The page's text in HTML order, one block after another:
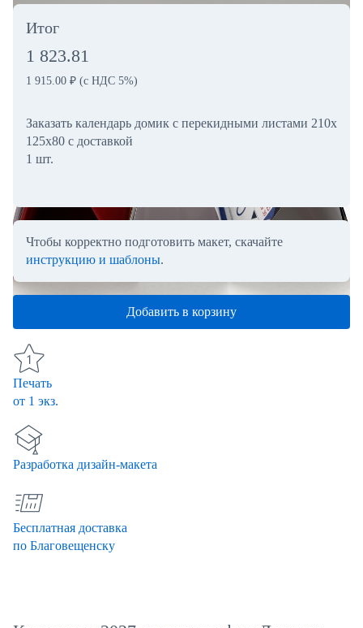
Итог
1 823.81
1 915.00 ₽ (с НДС 5%)
Заказать календарь домик с перекидными листами 210х
125х80 с доставкой
1 шт.
Чтобы корректно подготовить макет, скачайте
инструкцию и шаблоны.
Добавить в корзину
Печать
от 1 экз.
Разработка дизайн-макета
Бесплатная доставка
по Благовещенску